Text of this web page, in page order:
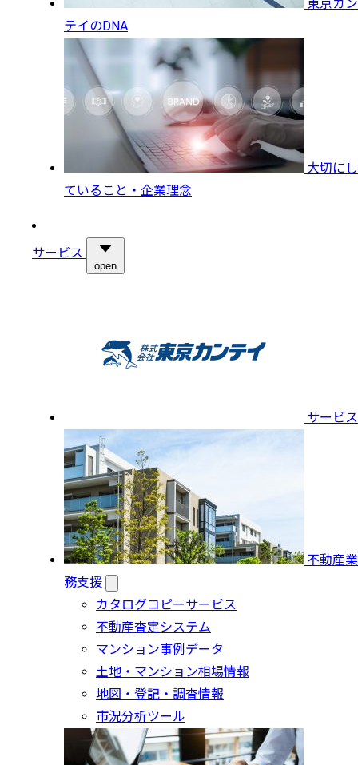
東京カン
テイのDNA
大切にし
ていること・企業理念
サービス
open
サービス
不動産業
務支援
カタログコピーサービス
不動産査定システム
マンション事例データ
土地・マンション相場情報
地図・登記・調査情報
市況分析ツール